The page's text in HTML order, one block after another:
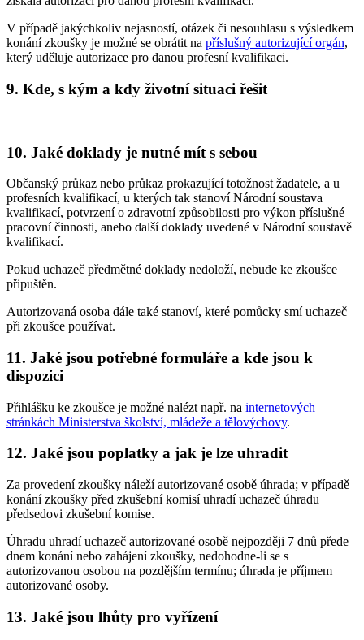
V případě jakýchkoliv nejasností, otázek či nesouhlasu s výsledkem
konání zkoušky je možné se obrátit na příslušný autorizující orgán,
který uděluje autorizace pro danou profesní kvalifikaci.
9. Kde, s kým a kdy životní situaci řešit
10. Jaké doklady je nutné mít s sebou
Občanský průkaz nebo průkaz prokazující totožnost žadatele, a u
profesních kvalifikací, u kterých tak stanoví Národní soustava
kvalifikací, potvrzení o zdravotní způsobilosti pro výkon příslušné
pracovní činnosti, anebo další doklady uvedené v Národní soustavě
kvalifikací.
Pokud uchazeč předmětné doklady nedoloží, nebude ke zkoušce
připuštěn.
Autorizovaná osoba dále také stanoví, které pomůcky smí uchazeč
při zkoušce používat.
11. Jaké jsou potřebné formuláře a kde jsou k
dispozici
Přihlášku ke zkoušce je možné nalézt např. na internetových
stránkách Ministerstva školství, mládeže a tělovýchovy.
12. Jaké jsou poplatky a jak je lze uhradit
Za provedení zkoušky náleží autorizované osobě úhrada; v případě
konání zkoušky před zkušební komisí uhradí uchazeč úhradu
předsedovi zkušební komise.
Úhradu uhradí uchazeč autorizované osobě nejpozději 7 dnů přede
dnem konání nebo zahájení zkoušky, nedohodne-li se s
autorizovanou osobou na pozdějším termínu; úhrada je příjmem
autorizované osoby.
13. Jaké jsou lhůty pro vyřízení